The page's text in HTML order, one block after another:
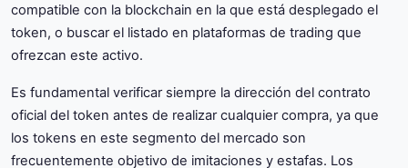
compatible con la blockchain en la que está desplegado el
token, o buscar el listado en plataformas de trading que
ofrezcan este activo.
Es fundamental verificar siempre la dirección del contrato
oficial del token antes de realizar cualquier compra, ya que
los tokens en este segmento del mercado son
frecuentemente objetivo de imitaciones y estafas. Los